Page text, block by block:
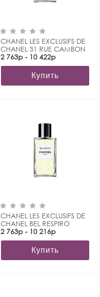
CHANEL LES EXCLUSIFS DE
CHANEL 31 RUE CAMBON
2 763р - 10 422р
Купить
CHANEL LES EXCLUSIFS DE
CHANEL BEL RESPIRO
2 763р - 10 216р
Купить